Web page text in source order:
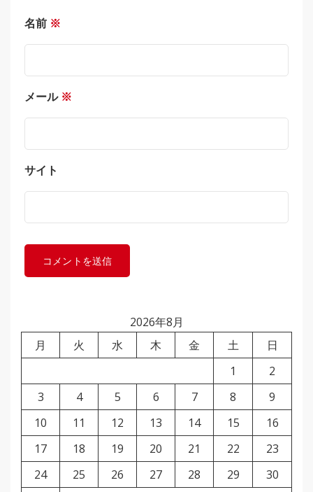
名前 ※
メール ※
サイト
2026年8月
月
火 水 木 金 土
日
1
2
3
4 5 6 7 8
9
10
11 12 13 14 15
16
17
18 19 20 21 22
23
24
25 26 27 28 29
30